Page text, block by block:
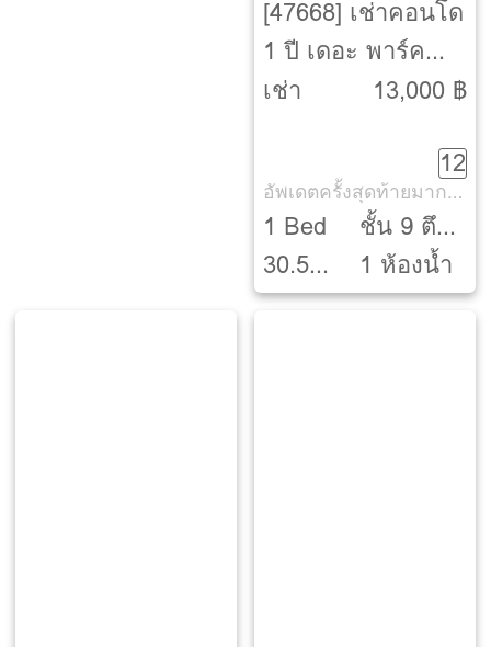
[47668] เช่าคอนโด
1 ปี เดอะ พาร์ค
แลนด์ จรัญ-ปิ่น
Parkland Charan –
Pinklao]
เช่า
13,000 ฿
12
อัพเดตครั้งสุดท้ายมากกว่า 30 วัน
1 Bed
30.5
ตรม.
ชั้น 9 ตึก
B
1 ห้องน้ำ